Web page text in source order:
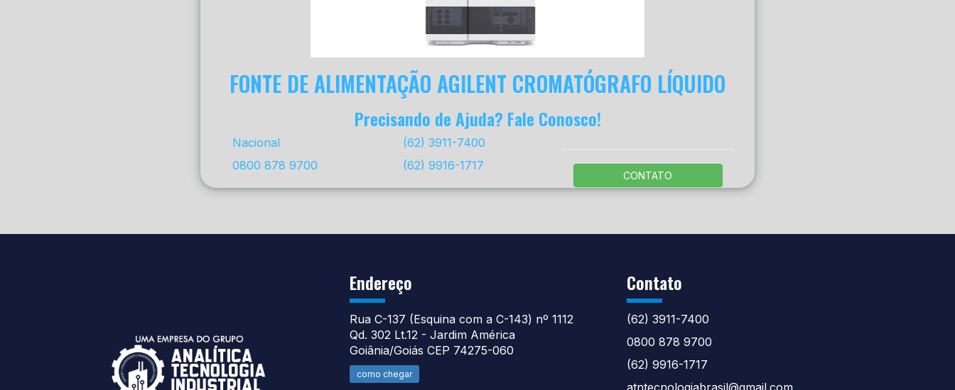
FONTE DE ALIMENTAÇÃO AGILENT CROMATÓGRAFO LÍQUIDO
Precisando de Ajuda? Fale Conosco!
Nacional
0800 878 9700
(62) 3911-7400
(62) 9916-1717
CONTATO
Endereço
Rua C-137 (Esquina com a C-143) nº 1112
Qd. 302 Lt.12 - Jardim América
Goiânia/Goiás CEP 74275-060
como chegar
Contato
(62) 3911-7400
0800 878 9700
(62) 9916-1717
atntecnologiabrasil@gmail.com